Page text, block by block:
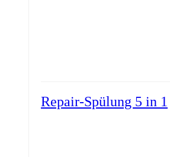
Repair-Spülung 5 in 1